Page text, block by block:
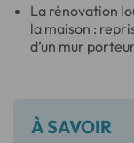
La rénovation
la maison :
d’un mur
À SAVOIR